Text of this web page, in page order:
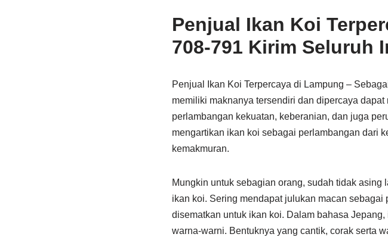
Penjual Ikan Koi
708-791 Kirim Seluruh
Penjual Ikan Koi Terpercaya di Lampung –
memiliki maknanya tersendiri dan dipercaya
perlambangan kekuatan, keberanian, dan juga
mengartikan ikan koi sebagai perlambangan dari
kemakmuran.
Mungkin untuk sebagian orang, sudah tidak
ikan koi. Sering mendapat julukan macan
disematkan untuk ikan koi. Dalam bahasa
warna-warni. Bentuknya yang cantik, corak serta